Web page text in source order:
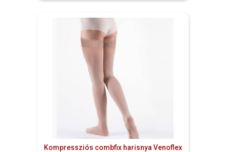
Kompressziós combfix harisnya Venoflex